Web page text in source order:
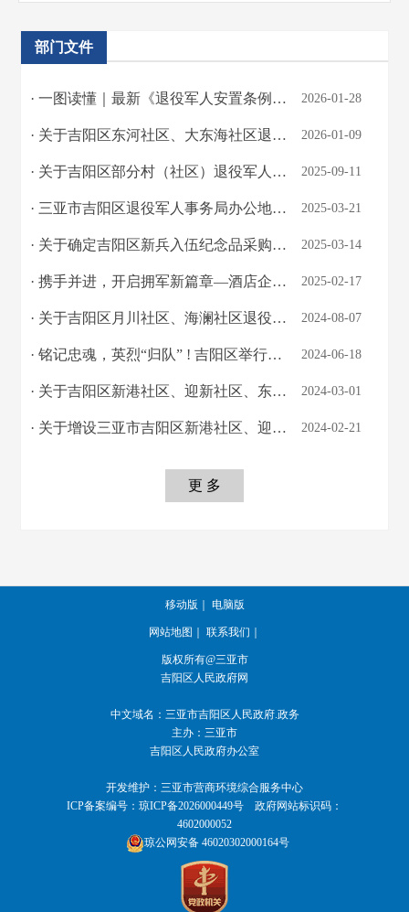
部门文件
· 一图读懂｜最新《退役军人安置条例》家属安置篇 2026-01-28
· 关于吉阳区东河社区、大东海社区退役军人 服务站站长任职的通知 2026-01-09
· 关于吉阳区部分村（社区）退役军人服务站站长任职的通知 2025-09-11
· 三亚市吉阳区退役军人事务局办公地点搬迁公告 2025-03-21
· 关于确定吉阳区新兵入伍纪念品采购商的公告 2025-03-14
· 携手并进，开启拥军新篇章—酒店企业优待合作集中签约 2025-02-17
· 关于吉阳区月川社区、海澜社区退役军人服务站站长任免的通知 2024-08-07
· 铭记忠魂，英烈“归队” ! 吉阳区举行散葬烈士墓集中迁葬仪式 2024-06-18
· 关于吉阳区新港社区、迎新社区、东岸社区、港门村社区退役军人服务站站长任职的通... 2024-03-01
· 关于增设三亚市吉阳区新港社区、迎新社区退役军人服务站的通知 2024-02-21
更 多
移动版 电脑版
网站地图 联系我们
版权所有@三亚市
吉阳区人民政府网
中文域名： 三亚市吉阳区人民政府.政务
主办：三亚市
吉阳区人民政府办公室
开发维护：三亚市营商环境综合服务中心
ICP备案编号： 琼ICP备2026000449号
政府网站标识码：
4602000052
琼公网安备 46020302000164号